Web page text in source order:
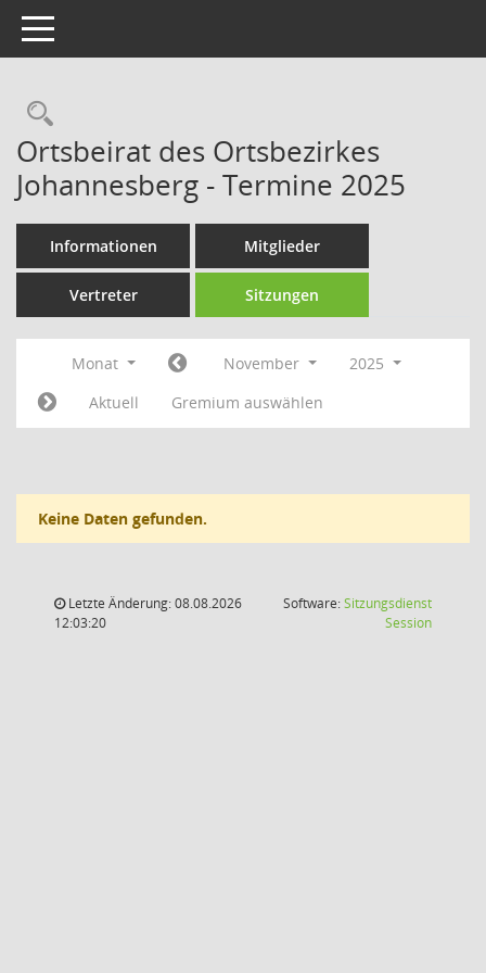
Toggle navigation
Rechercheauswahl
Ortsbeirat des Ortsbezirkes
Johannesberg - Termine 2025
Informationen Mitglieder
Vertreter Sitzungen
Monat November
2025
Aktuell
Gremium auswählen
Keine Daten gefunden.
Letzte Änderung: 08.08.2026
12:03:20
Software:Sitzungsdienst
Session(Wird in